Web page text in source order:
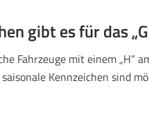
gibt es für das
Fahrzeuge mit einem „H“
saisonale Kennzeichen sind